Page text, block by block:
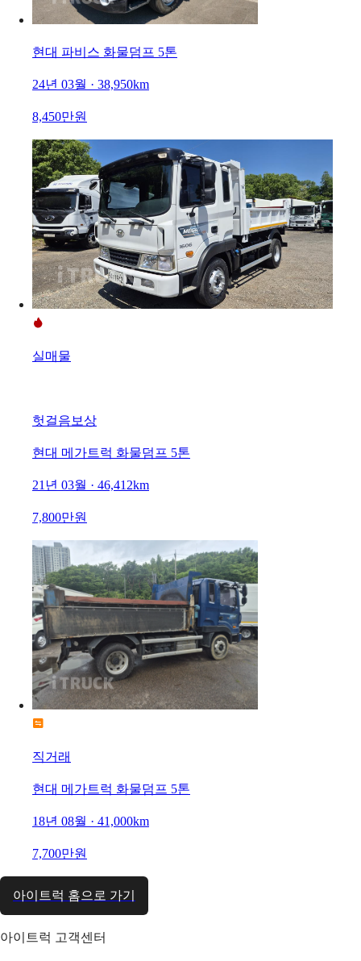
현대 파비스 화물덤프 5톤
24년 03월 · 38,950km
8,450만원
실매물
헛걸음보상
현대 메가트럭 화물덤프 5톤
21년 03월 · 46,412km
7,800만원
직거래
현대 메가트럭 화물덤프 5톤
18년 08월 · 41,000km
7,700만원
아이트럭 홈으로 가기
아이트럭 고객센터